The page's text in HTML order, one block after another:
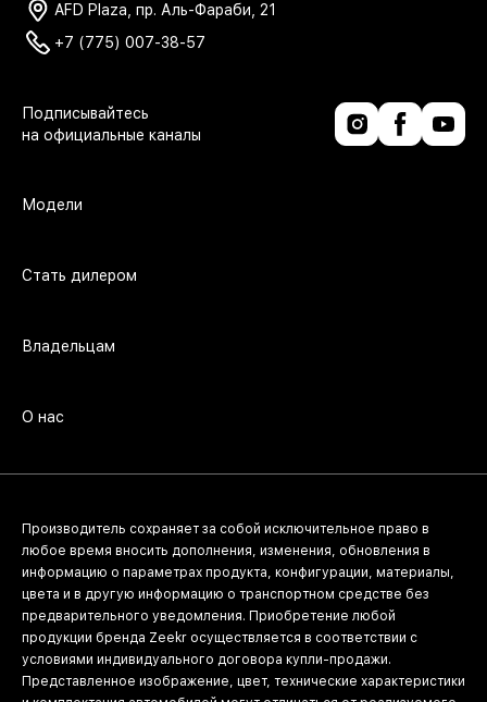
AFD Plaza, пр. Аль-Фараби, 21
+7 (775) 007-38-57
Модели
Стать дилером
Владельцам
О нас
Производитель сохраняет за собой исключительное право в
любое время вносить дополнения, изменения, обновления в
информацию о параметрах продукта, конфигурации, материалы,
цвета и в другую информацию о транспортном средстве без
предварительного уведомления. Приобретение любой
продукции бренда Zeekr осуществляется в соответствии с
условиями индивидуального договора купли-продажи.
Представленное изображение, цвет, технические характеристики